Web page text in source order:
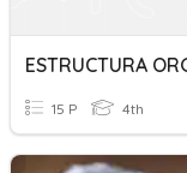
15 P 4th